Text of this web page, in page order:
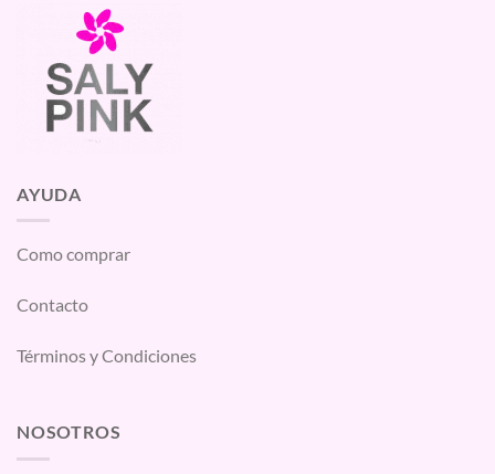
AYUDA
Como comprar
Contacto
Términos y Condiciones
NOSOTROS